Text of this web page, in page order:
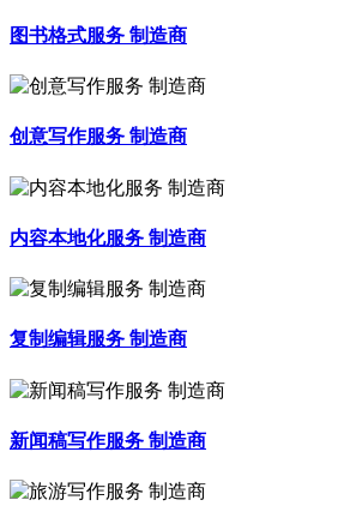
图书格式服务 制造商
创意写作服务 制造商
内容本地化服务 制造商
复制编辑服务 制造商
新闻稿写作服务 制造商